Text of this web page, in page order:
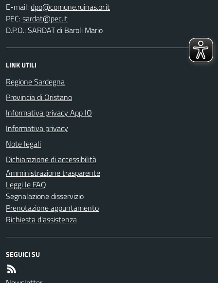
E-mail:
PEC:
D.P.O.: SARDAT di Baroli Mario
LINK UTILI
Regione Sardegna
Provincia di Oristano
Informativa privacy App IO
Informativa privacy
Note legali
Dichiarazione di accessibilità
Amministrazione trasparente
Leggi le FAQ
Segnalazione disservizio
Prenotazione appuntamento
Richiesta d'assistenza
SEGUICI SU